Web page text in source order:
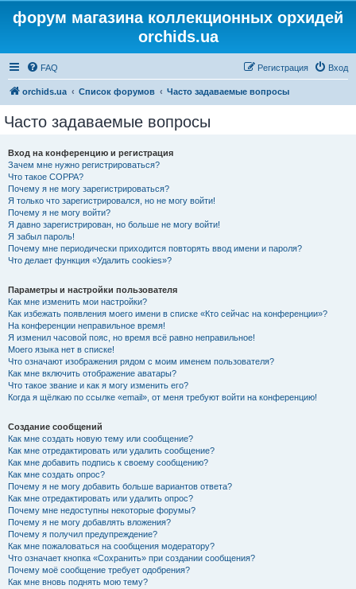
форум магазина коллекционных орхидей
orchids.ua
FAQ Вход
Регистрация
orchids.ua Список форумов Часто задаваемые вопросы
Часто задаваемые вопросы
Вход на конференцию и регистрация
Зачем мне нужно регистрироваться?
Что такое COPPA?
Почему я не могу зарегистрироваться?
Я только что зарегистрировался, но не могу войти!
Почему я не могу войти?
Я давно зарегистрирован, но больше не могу войти!
Я забыл пароль!
Почему мне периодически приходится повторять ввод имени и пароля?
Что делает функция «Удалить cookies»?
Параметры и настройки пользователя
Как мне изменить мои настройки?
Как избежать появления моего имени в списке «Кто сейчас на конференции»?
На конференции неправильное время!
Я изменил часовой пояс, но время всё равно неправильное!
Моего языка нет в списке!
Что означают изображения рядом с моим именем пользователя?
Как мне включить отображение аватары?
Что такое звание и как я могу изменить его?
Когда я щёлкаю по ссылке «email», от меня требуют войти на конференцию!
Создание сообщений
Как мне создать новую тему или сообщение?
Как мне отредактировать или удалить сообщение?
Как мне добавить подпись к своему сообщению?
Как мне создать опрос?
Почему я не могу добавить больше вариантов ответа?
Как мне отредактировать или удалить опрос?
Почему мне недоступны некоторые форумы?
Почему я не могу добавлять вложения?
Почему я получил предупреждение?
Как мне пожаловаться на сообщения модератору?
Что означает кнопка «Сохранить» при создании сообщения?
Почему моё сообщение требует одобрения?
Как мне вновь поднять мою тему?